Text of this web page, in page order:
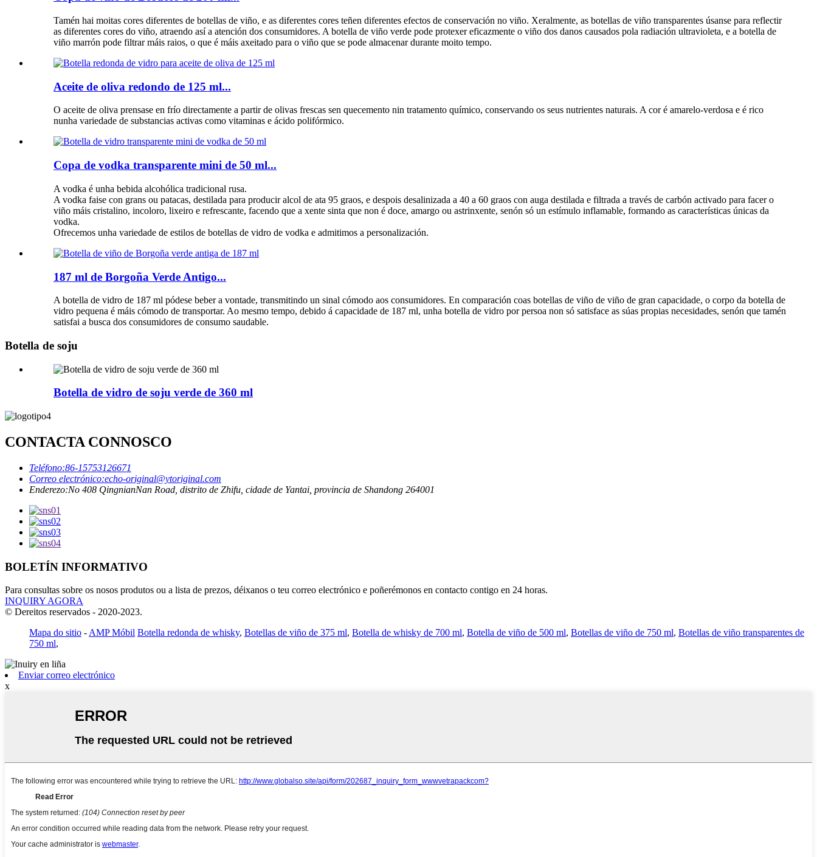
Tamén hai moitas cores diferentes de botellas de viño, e as diferentes cores teñen diferentes efectos de conservación no viño. Xeralmente, as botellas de viño transparentes úsanse para reflectir
as diferentes cores do viño, atraendo así a atención dos consumidores. A botella de viño verde pode protexer eficazmente o viño dos danos causados ​​pola radiación ultravioleta, e a botella de
viño marrón pode filtrar máis raios, o que é máis axeitado para o viño que se pode almacenar durante moito tempo.
Aceite de oliva redondo de 125 ml...
O aceite de oliva prensase en frío directamente a partir de olivas frescas sen quecemento nin tratamento químico, conservando os seus nutrientes naturais. A cor é amarelo-verdosa e é rico
nunha variedade de substancias activas como vitaminas e ácido polifórmico.
Copa de vodka transparente mini de 50 ml...
A vodka é unha bebida alcohólica tradicional rusa.
A vodka faise con grans ou patacas, destilada para producir alcol de ata 95 graos, e despois desalinizada a 40 a 60 graos con auga destilada e filtrada a través de carbón activado para facer o
viño máis cristalino, incoloro, lixeiro e refrescante, facendo que a xente sinta que non é doce, amargo ou astrinxente, senón só un estímulo inflamable, formando as características únicas da
vodka.
Ofrecemos unha variedade de estilos de botellas de vidro de vodka e admitimos a personalización.
187 ml de Borgoña Verde Antigo...
A botella de vidro de 187 ml pódese beber a vontade, transmitindo un sinal cómodo aos consumidores. En comparación coas botellas de viño de viño de gran capacidade, o corpo da botella de
vidro pequena é máis cómodo de transportar. Ao mesmo tempo, debido á capacidade de 187 ml, unha botella de vidro por persoa non só satisface as súas propias necesidades, senón que tamén
satisfai a busca dos consumidores de consumo saudable.
Botella de soju
Botella de vidro de soju verde de 360 ​​ml
CONTACTA CONNOSCO
Teléfono:86-15753126671
Correo electrónico:echo-original@ytoriginal.com
Enderezo:No 408 QingnianNan Road, distrito de Zhifu, cidade de Yantai, provincia de Shandong 264001
BOLETÍN INFORMATIVO
Para consultas sobre os nosos produtos ou a lista de prezos, déixanos o teu correo electrónico e poñerémonos en contacto contigo en 24 horas.
INQUIRY AGORA
© Dereitos reservados - 2020-2023.
Mapa do sitio - AMP Móbil Botella redonda de whisky, Botellas de viño de 375 ml, Botella de whisky de 700 ml, Botella de viño de 500 ml, Botellas de viño de 750 ml, Botellas de viño transparentes de
750 ml,
Enviar correo electrónico
x